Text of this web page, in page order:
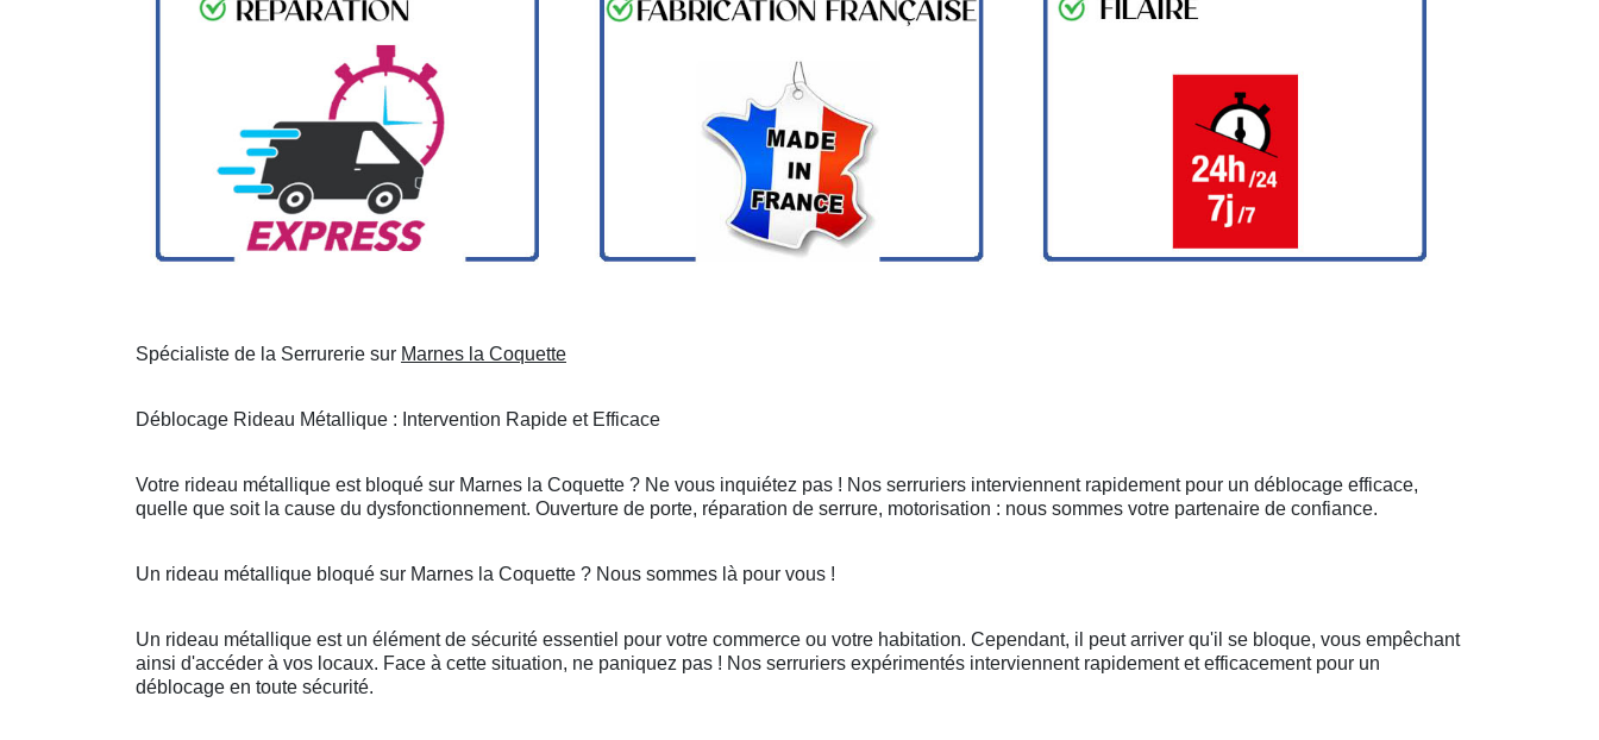
Spécialiste de la Serrurerie sur Marnes la Coquette
Déblocage Rideau Métallique : Intervention Rapide et Efficace
Votre rideau métallique est bloqué sur Marnes la Coquette ? Ne vous inquiétez pas ! Nos serruriers interviennent rapidement pour un déblocage efficace,
quelle que soit la cause du dysfonctionnement. Ouverture de porte, réparation de serrure, motorisation : nous sommes votre partenaire de confiance.
Un rideau métallique bloqué sur Marnes la Coquette ? Nous sommes là pour vous !
Un rideau métallique est un élément de sécurité essentiel pour votre commerce ou votre habitation. Cependant, il peut arriver qu'il se bloque, vous empêchant
ainsi d'accéder à vos locaux. Face à cette situation, ne paniquez pas ! Nos serruriers expérimentés interviennent rapidement et efficacement pour un
déblocage en toute sécurité.